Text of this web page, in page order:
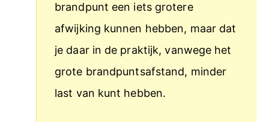
brandpunt een iets grotere
afwijking kunnen hebben, maar dat
je daar in de praktijk, vanwege het
grote brandpuntsafstand, minder
last van kunt hebben.